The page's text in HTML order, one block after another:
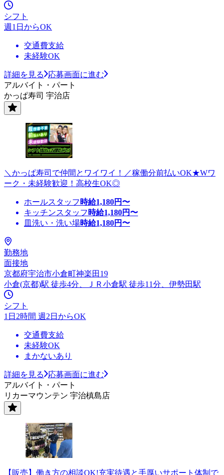
シフト
週1日からOK
交通費支給
未経験OK
詳細を見る
応募画面に進む
アルバイト・パート
かっぱ寿司 宇治店
＼かっぱ寿司で仲間とワイワイ！／稼働分前払いOK★Wワ
ーク・未経験歓迎！高校生OK◎
ホールスタッフ 時給1,180円〜
キッチンスタッフ 時給1,180円〜
皿洗い・洗い場時給1,180円〜
勤務地
面接地
京都府宇治市小倉町神楽田19
小倉(京都)駅 徒歩4分、ＪＲ小倉駅 徒歩11分、伊勢田駅
シフト
1日2時間 週2日からOK
交通費支給
未経験OK
まかないあり
詳細を見る
応募画面に進む
アルバイト・パート
リカーマウンテン 宇治槙島店
【販売】働き方の相談OK!充実待遇と手厚いサポート体制で